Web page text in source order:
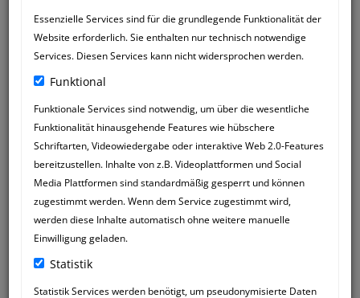
Essenzielle Services sind für die grundlegende Funktionalität der
Website erforderlich. Sie enthalten nur technisch notwendige
Services. Diesen Services kann nicht widersprochen werden.
Funktional
Funktionale Services sind notwendig, um über die wesentliche
Funktionalität hinausgehende Features wie hübschere
Schriftarten, Videowiedergabe oder interaktive Web 2.0-Features
bereitzustellen. Inhalte von z.B. Videoplattformen und Social
Media Plattformen sind standardmäßig gesperrt und können
zugestimmt werden. Wenn dem Service zugestimmt wird,
werden diese Inhalte automatisch ohne weitere manuelle
Einwilligung geladen.
Statistik
Statistik Services werden benötigt, um pseudonymisierte Daten